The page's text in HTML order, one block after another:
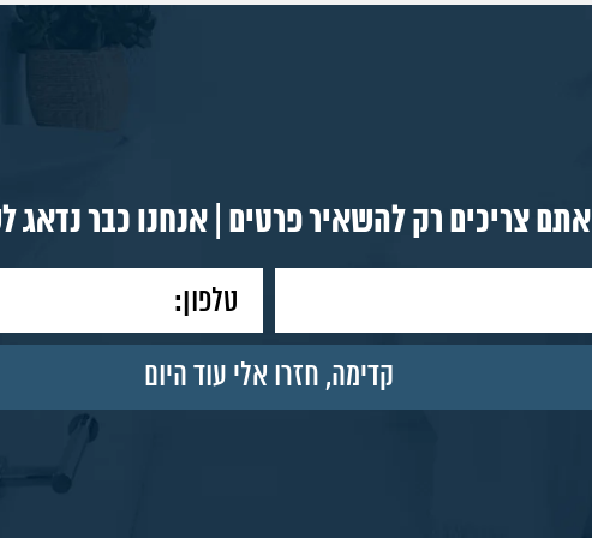
אתם צריכים רק להשאיר פרטים | אנחנו כבר נדאג